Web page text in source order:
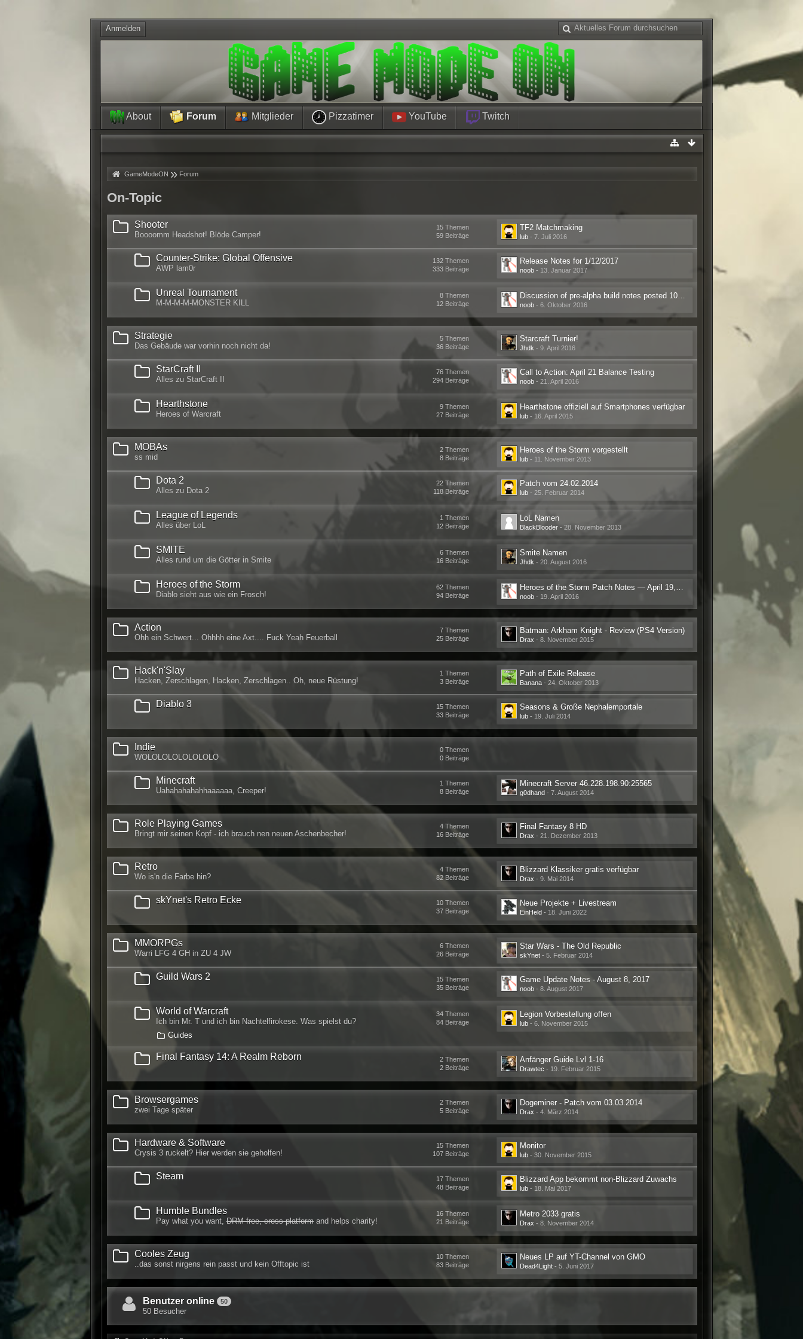
Anmelden
About Forum Mitglieder Pizzatimer YouTube Twitch
GameModeON Forum
»
On-Topic
Shooter
Boooomm Headshot! Blöde Camper!
Themen
15
Beiträge
59
TF2 Matchmaking
lub -7. Juli 2016
Counter-Strike: Global Offensive
AWP lam0r
Themen
132
Beiträge
333
Release Notes for 1/12/2017
noob - 13. Januar 2017
Unreal Tournament
M-M-M-M-MONSTER KILL
Themen
8
Beiträge
12
Discussion of pre-alpha build notes posted 10/10/2016
noob -6. Oktober 2016
Strategie
Das Gebäude war vorhin noch nicht da!
Themen
5
Beiträge
36
Starcraft Turnier!
Jhdk -9. April 2016
StarCraft II
Alles zu StarCraft II
Themen
76
Beiträge
294
Call to Action: April 21 Balance Testing
noob -21. April 2016
Hearthstone
Heroes of Warcraft
Themen
9
Beiträge
27
Hearthstone offiziell auf Smartphones verfügbar
lub - 16. April 2015
MOBAs
ss mid
Themen
2
Beiträge
8
Heroes of the Storm vorgestellt
lub - 11. November 2013
Dota 2
Alles zu Dota 2
Themen
22
Beiträge
118
Patch vom 24.02.2014
lub - 25. Februar 2014
League of Legends
Alles über LoL
Themen
1
Beiträge
12
LoL Namen
BlackBlooder -28. November 2013
SMITE
Alles rund um die Götter in Smite
Themen
6
Beiträge
16
Smite Namen
Jhdk -20. August 2016
Heroes of the Storm
Diablo sieht aus wie ein Frosch!
Themen
62
Beiträge
94
Heroes of the Storm Patch Notes — April 19, 2016
noob - 19. April 2016
Action
Ohh ein Schwert... Ohhhh eine Axt.... Fuck Yeah Feuerball
Themen
7
Beiträge
25
Batman: Arkham Knight - Review (PS4 Version)
Drax -8. November 2015
Hack'n'Slay
Hacken, Zerschlagen, Hacken, Zerschlagen.. Oh, neue Rüstung!
Themen
1
Beiträge
3
Path of Exile Release
Banana -24. Oktober 2013
Diablo 3 Themen
15
Beiträge
33
Seasons & Große Nephalemportale
lub - 19. Juli 2014
Indie
WOLOLOLOLOLOLOLO
Themen
0
Beiträge
0
Minecraft
Uahahahahahhaaaaaa, Creeper!
Themen
1
Beiträge
8
Minecraft Server 46.228.198.90:25565
g0dhand -7. August 2014
Role Playing Games
Bringt mir seinen Kopf - ich brauch nen neuen Aschenbecher!
Themen
4
Beiträge
16
Final Fantasy 8 HD
Drax -21. Dezember 2013
Retro
Wo is'n die Farbe hin?
Themen
4
Beiträge
82
Blizzard Klassiker gratis verfügbar
Drax -9. Mai 2014
skYnet's Retro Ecke Themen
10
Beiträge
37
Neue Projekte + Livestream
EinHeld - 18. Juni 2022
MMORPGs
Warri LFG 4 GH in ZU 4 JW
Themen
6
Beiträge
26
Star Wars - The Old Republic
skYnet -5. Februar 2014
Guild Wars 2 Themen
15
Beiträge
35
Game Update Notes - August 8, 2017
noob -8. August 2017
World of Warcraft
Ich bin Mr. T und ich bin Nachtelfirokese. Was spielst du?
Themen
34
Beiträge
84
Legion Vorbestellung offen
lub -6. November 2015
Guides
Final Fantasy 14: A Realm Reborn Themen
2
Beiträge
2
Anfänger Guide Lvl 1-16
Drawtec - 19. Februar 2015
Browsergames
zwei Tage später
Themen
2
Beiträge
5
Dogeminer - Patch vom 03.03.2014
Drax -4. März 2014
Hardware & Software
Crysis 3 ruckelt? Hier werden sie geholfen!
Themen
15
Beiträge
107
Monitor
lub -30. November 2015
Steam Themen
17
Beiträge
48
Blizzard App bekommt non-Blizzard Zuwachs
lub - 18. Mai 2017
Humble Bundles
Pay what you want, DRM free, cross-platform and helps charity!
Themen
16
Beiträge
21
Metro 2033 gratis
Drax -8. November 2014
Cooles Zeug
..das sonst nirgens rein passt und kein Offtopic ist
Themen
10
Beiträge
83
Neues LP auf YT-Channel von GMO
Dead4Light -5. Juni 2017
Benutzer online 50
50 Besucher